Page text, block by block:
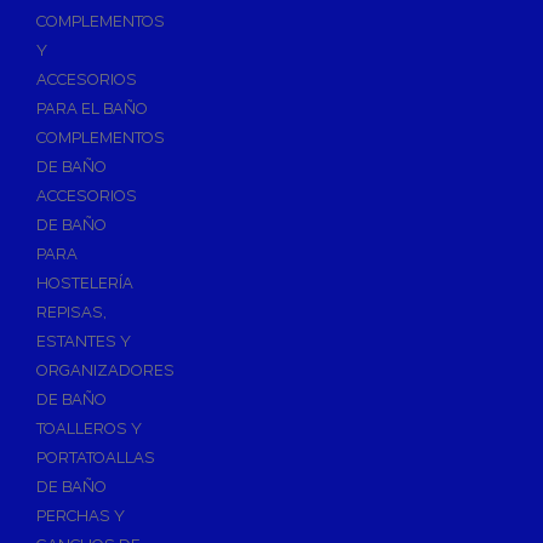
Válvulas para Calefacción
Válv. Mezcladora Termostática
Válvulas Motorizadas
Válvulas de Seguridad
Colectores de Calefacción
Bombas de Calor
Bombas de calor para ACS
Cocinas
Extractores de Cocina
Fregaderos
Grifería de Fregadero
Recambios de fregadero
Contra Incendios
COMPLEMENTOS
Y
ACCESORIOS
PARA EL BAÑO
COMPLEMENTOS
DE BAÑO
ACCESORIOS
DE BAÑO
PARA
HOSTELERÍA
REPISAS,
ESTANTES Y
ORGANIZADORES
DE BAÑO
TOALLEROS Y
PORTATOALLAS
DE BAÑO
PERCHAS Y